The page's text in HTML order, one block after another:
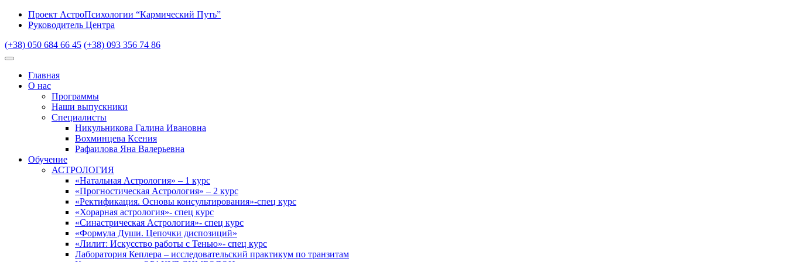
Проект АстроПсихологии “Кармический Путь”
Руководитель Центра
(+38) 050 684 66 45 (+38) 093 356 74 86
Главная
О нас
Программы
Наши выпускники
Специалисты
Никульникова Галина Ивановна
Вохминцева Ксения
Рафаилова Яна Валерьевна
Обучение
АСТРОЛОГИЯ
«Натальная Астрология» – 1 курс
«Прогностическая Астрология» – 2 курс
«Ректификация. Основы консультирования»-спец курс
«Хорарная астрология»- спец курс
«Синастрическая Астрология»- спец курс
«Формула Души. Цепочки диспозиций»
«Лилит: Искусство работы с Тенью»- спец курс
Лаборатория Кеплера – исследовательский практикум по транзитам